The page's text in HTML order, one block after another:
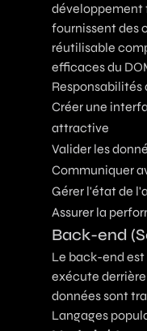
développement
fournissent des
réutilisable
efficaces du
Responsabilités
Créer une
attractive
Valider les
Communiquer
Gérer l'état de
Assurer la
Back-end
Le back-end
exécute
données sont
Langages